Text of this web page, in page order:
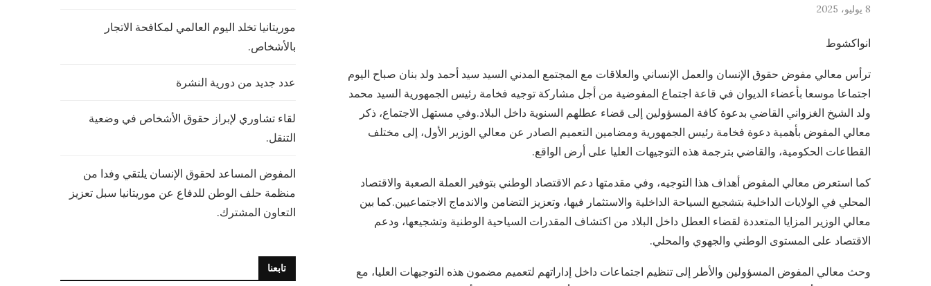
8 يوليو، 2025
انواكشوط
ترأس معالي مفوض حقوق الإنسان والعمل الإنساني والعلاقات مع المجتمع المدني السيد سيد أحمد ولد بنان صباح اليوم
اجتماعا موسعا بأعضاء الديوان في قاعة اجتماع المفوضية من أجل مشاركة توجيه فخامة رئيس الجمهورية السيد محمد
ولد الشيخ الغزواني القاضي بدعوة كافة المسؤولين إلى قضاء عطلهم السنوية داخل البلاد.وفي مستهل الاجتماع، ذكر
معالي المفوض بأهمية دعوة فخامة رئيس الجمهورية ومضامين التعميم الصادر عن معالي الوزير الأول، إلى مختلف
القطاعات الحكومية، والقاضي بترجمة هذه التوجيهات العليا على أرض الواقع.
كما استعرض معالي المفوض أهداف هذا التوجيه، وفي مقدمتها دعم الاقتصاد الوطني بتوفير العملة الصعبة والاقتصاد
المحلي في الولايات الداخلية بتشجيع السياحة الداخلية والاستثمار فيها، وتعزيز التضامن والاندماج الاجتماعيين.كما بين
معالي الوزير المزايا المتعددة لقضاء العطل داخل البلاد من اكتشاف المقدرات السياحية الوطنية وتشجيعها، ودعم
الاقتصاد على المستوى الوطني والجهوي والمحلي.
وحث معالي المفوض المسؤولين والأطر إلى تنظيم اجتماعات داخل إداراتهم لتعميم مضمون هذه التوجيهات العليا، مع
موريتانيا تخلد اليوم العالمي لمكافحة الاتجار
بالأشخاص.
عدد جديد من دورية النشرة
لقاء تشاوري لإبراز حقوق الأشخاص في وضعية
التنقل.
المفوض المساعد لحقوق الإنسان يلتقي وفدا من
منظمة حلف الوطن للدفاع عن موريتانيا سبل تعزيز
التعاون المشترك.
تابعنا